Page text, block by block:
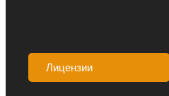
Лицензии